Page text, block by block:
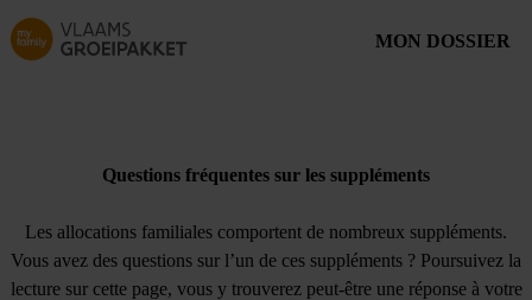
Skip to main content
MON DOSSIER
Questions fréquentes sur les suppléments
Les allocations familiales comportent de nombreux suppléments.
Vous avez des questions sur l’un de ces suppléments ? Poursuivez la
lecture sur cette page, vous y trouverez peut-être une réponse à votre